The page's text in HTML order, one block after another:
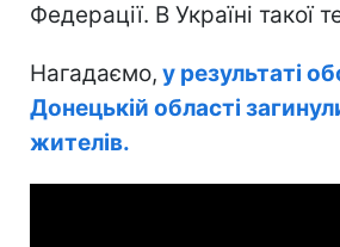
Федерації. В Україні такої
Нагадаємо, у результаті
Донецькій області
жителів.